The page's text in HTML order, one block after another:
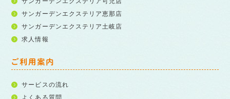
サンガーデンエクステリア恵那店
サンガーデンエクステリア土岐店
求人情報
ご利用案内
サービスの流れ